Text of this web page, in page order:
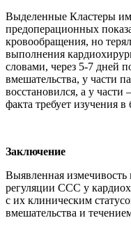
Выделенные Кластеры
предоперационных
кровообращения, но
выполнения
словами, через 5-7 дней
вмешательства, у части
восстановился, а у части
факта требует изучения
Заключение
Выявленная измечивость
регуляции ССС у
с их клиническим
вмешательства и